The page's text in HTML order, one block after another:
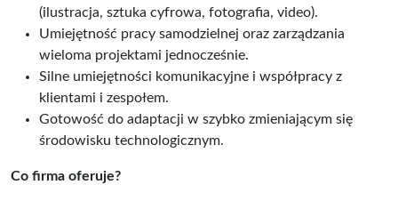
(ilustracja, sztuka cyfrowa, fotografia, video).
Umiejętność pracy samodzielnej oraz zarządzania
wieloma projektami jednocześnie.
Silne umiejętności komunikacyjne i współpracy z
klientami i zespołem.
Gotowość do adaptacji w szybko zmieniającym się
środowisku technologicznym.
Co firma oferuje?